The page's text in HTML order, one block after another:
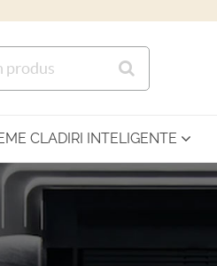
CLADIRI INTELIGENTE